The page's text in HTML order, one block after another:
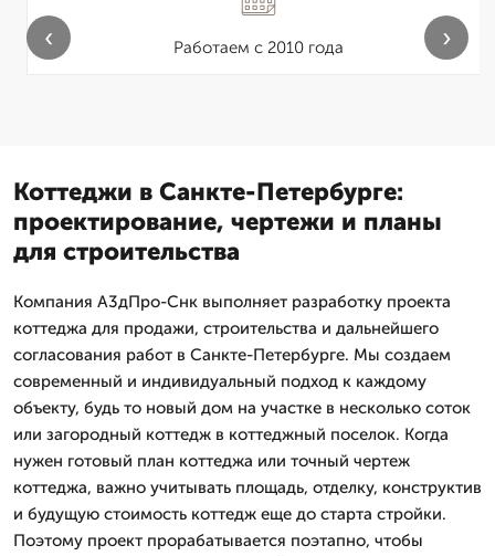
Работаем с 2010 года
‹ ›
Коттеджи в Санкте-Петербурге:
проектирование, чертежи и планы
для строительства
Компания А3дПро-Снк выполняет разработку проекта
коттеджа для продажи, строительства и дальнейшего
согласования работ в Санкте-Петербурге. Мы создаем
современный и индивидуальный подход к каждому
объекту, будь то новый дом на участке в несколько соток
или загородный коттедж в коттеджный поселок. Когда
нужен готовый план коттеджа или точный чертеж
коттеджа, важно учитывать площадь, отделку, конструктив
и будущую стоимость коттедж еще до старта стройки.
Поэтому проект прорабатывается поэтапно, чтобы